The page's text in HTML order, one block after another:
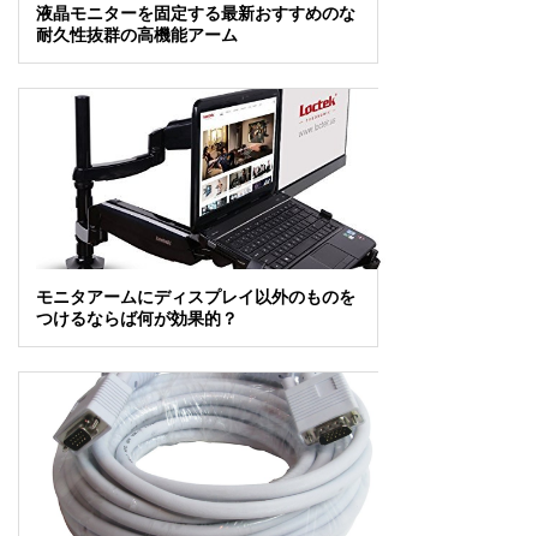
液晶モニターを固定する最新おすすめのな
耐久性抜群の高機能アーム
モニタアームにディスプレイ以外のものを
つけるならば何が効果的？